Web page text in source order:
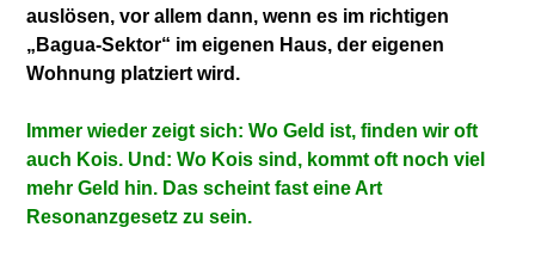
auslösen, vor allem dann, wenn es im richtigen
„Bagua-Sektor“ im eigenen Haus, der eigenen
Wohnung platziert wird.
Immer wieder zeigt sich: Wo Geld ist, finden wir oft
auch Kois. Und: Wo Kois sind, kommt oft noch viel
mehr Geld hin. Das scheint fast eine Art
Resonanzgesetz zu sein.